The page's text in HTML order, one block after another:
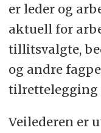
er leder og
aktuell for
tillitsvalgte,
og andre
tilrettelegging
Veilederen er